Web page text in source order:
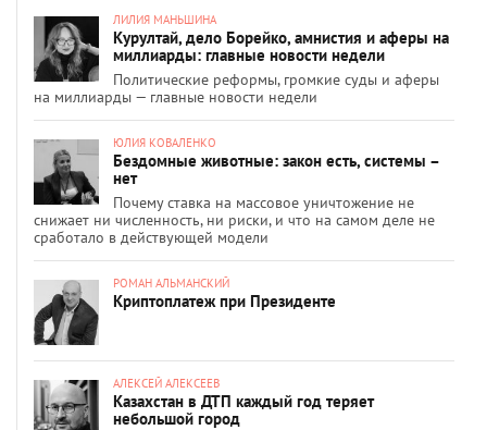
ЛИЛИЯ МАНЬШИНА
Курултай, дело Борейко, амнистия и аферы на
миллиарды: главные новости недели
Политические реформы, громкие суды и аферы
на миллиарды — главные новости недели
ЮЛИЯ КОВАЛЕНКО
Бездомные животные: закон есть, системы –
нет
Почему ставка на массовое уничтожение не
снижает ни численность, ни риски, и что на самом деле не
сработало в действующей модели
РОМАН АЛЬМАНСКИЙ
Криптоплатеж при Президенте
АЛЕКСЕЙ АЛЕКСЕЕВ
Казахстан в ДТП каждый год теряет
небольшой город